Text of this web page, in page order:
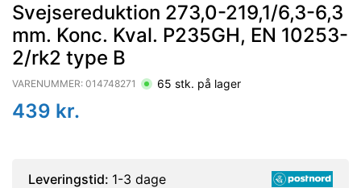
Svejsereduktion 273,0-219,1/6,3-6,3
mm. Konc. Kval. P235GH, EN 10253-
2/rk2 type B
VARENUMMER: 014748271 65 stk. på lager
439 kr.
Leveringstid: 1-3 dage